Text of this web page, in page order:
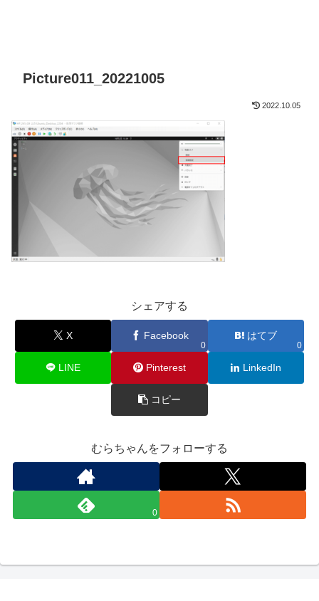
Picture011_20221005
2022.10.05
シェアする
X Facebook
0
はてブ
0
LINE Pinterest LinkedIn
コピー
むらちゃんをフォローする
0